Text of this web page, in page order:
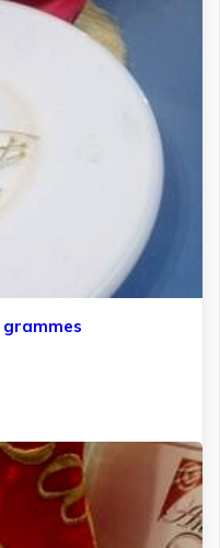
grammes